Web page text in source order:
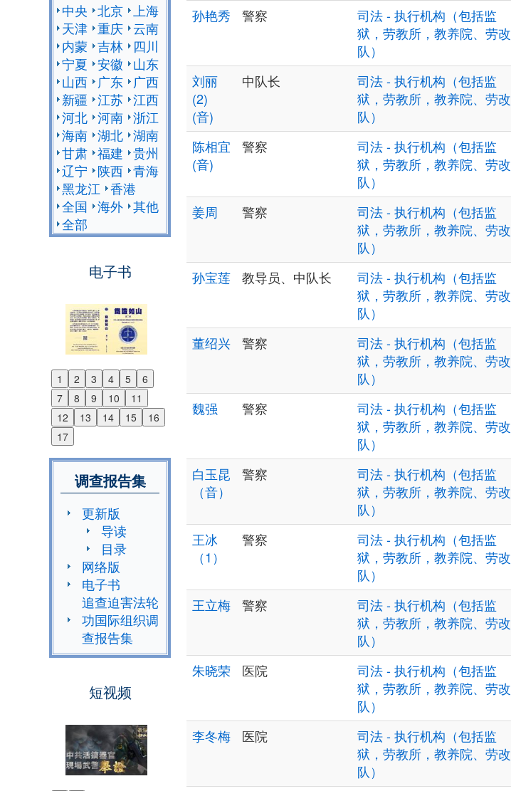
中央 北京 上海
天津 重庆 云南
内蒙 吉林
四川
宁夏 安徽
山东
山西
广东
广西
新疆 江苏 江西
河北 河南 浙江
海南 湖北 湖南
甘肃 福建 贵州
辽宁
陕西 青海
黑龙江 香港
全国 海外 其他
全部
电子书
1 2 3 4 5
6
7
8 9 10
11
12
13 14 15
16
17
Previous
Next
调查报告集
更新版
导读
目录
网络版
电子书
追查迫害法轮
功国际组织调
查报告集
短视频
孙艳秀
警察
司法 - 执行机构（包括监
狱，劳教所，教养院、劳改
队）
刘丽
(2)
(音)
中队长
司法 - 执行机构（包括监
狱，劳教所，教养院、劳改
队）
陈相宜
(音)
警察
司法 - 执行机构（包括监
狱，劳教所，教养院、劳改
队）
姜周 警察
司法 - 执行机构（包括监
狱，劳教所，教养院、劳改
队）
孙宝莲 教导员、中队长
司法 - 执行机构（包括监
狱，劳教所，教养院、劳改
队）
董绍兴 警察
司法 - 执行机构（包括监
狱，劳教所，教养院、劳改
队）
魏强 警察
司法 - 执行机构（包括监
狱，劳教所，教养院、劳改
队）
白玉昆
（音）
警察
司法 - 执行机构（包括监
狱，劳教所，教养院、劳改
队）
王冰
（1）
警察
司法 - 执行机构（包括监
狱，劳教所，教养院、劳改
队）
王立梅 警察
司法 - 执行机构（包括监
狱，劳教所，教养院、劳改
队）
朱晓荣 医院
司法 - 执行机构（包括监
狱，劳教所，教养院、劳改
队）
李冬梅 医院
司法 - 执行机构（包括监
狱，劳教所，教养院、劳改
队）